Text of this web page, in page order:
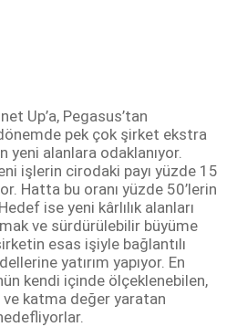
Up’a, Pegasus’tan
pek çok şirket ekstra
yeni alanlara odaklanıyor.
işlerin cirodaki payı yüzde 15
Hatta bu oranı yüzde 50’lerin
ise yeni kârlılık alanları
ve sürdürülebilir büyüme
esas işiyle bağlantılı
yatırım yapıyor. En
kendi içinde ölçeklenebilen,
katma değer yaratan